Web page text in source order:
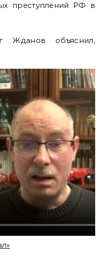
преступлений РФ в
Жданов объяснил,